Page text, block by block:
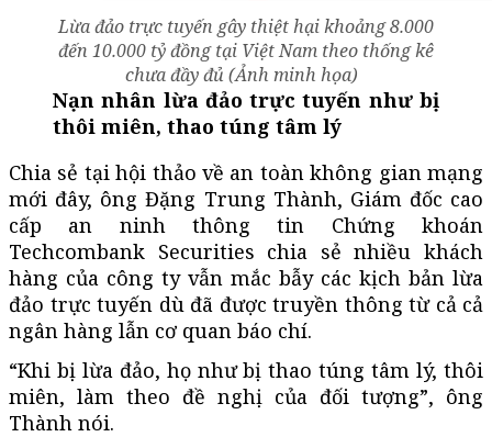
Lừa đảo trực tuyến gây thiệt hại khoảng 8.000
đến 10.000 tỷ đồng tại Việt Nam theo thống kê
chưa đầy đủ (Ảnh minh họa)
Nạn nhân lừa đảo trực tuyến như bị
thôi miên, thao túng tâm lý
Chia sẻ tại hội thảo về an toàn không gian mạng
mới đây, ông Đặng Trung Thành, Giám đốc cao
cấp an ninh thông tin Chứng khoán
Techcombank Securities chia sẻ nhiều khách
hàng của công ty vẫn mắc bẫy các kịch bản lừa
đảo trực tuyến dù đã được truyền thông từ cả cả
ngân hàng lẫn cơ quan báo chí.
“Khi bị lừa đảo, họ như bị thao túng tâm lý, thôi
miên, làm theo đề nghị của đối tượng”, ông
Thành nói.